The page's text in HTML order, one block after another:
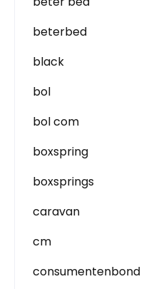
beterbed
black
bol
bol com
boxspring
boxsprings
caravan
cm
consumentenbond